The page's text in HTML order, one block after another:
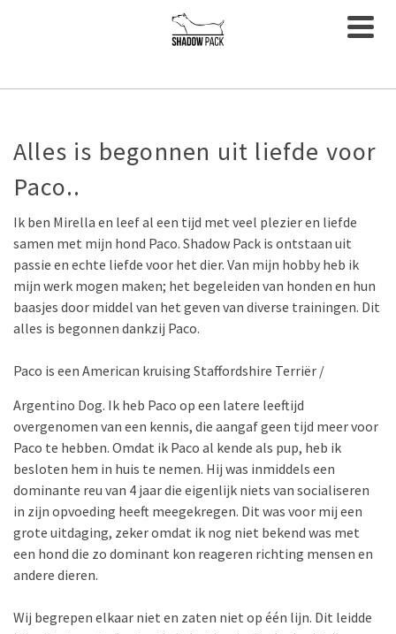
Alles is begonnen uit liefde voor
Paco..
Ik ben Mirella en leef al een tijd met veel plezier en liefde
samen met mijn hond Paco. Shadow Pack is ontstaan uit
passie en echte liefde voor het dier. Van mijn hobby heb ik
mijn werk mogen maken; het begeleiden van honden en hun
baasjes door middel van het geven van diverse trainingen. Dit
alles is begonnen dankzij Paco.
Paco is een American kruising Staffordshire Terriër /
Argentino Dog. Ik heb Paco op een latere leeftijd
overgenomen van een kennis, die aangaf geen tijd meer voor
Paco te hebben. Omdat ik Paco al kende als pup, heb ik
besloten hem in huis te nemen. Hij was inmiddels een
dominante reu van 4 jaar die eigenlijk niets van socialiseren
in zijn opvoeding heeft meegekregen. Dit was voor mij een
grote uitdaging, zeker omdat ik nog niet bekend was met
een hond die zo dominant kon reageren richting mensen en
andere dieren.
Wij begrepen elkaar niet en zaten niet op één lijn. Dit leidde